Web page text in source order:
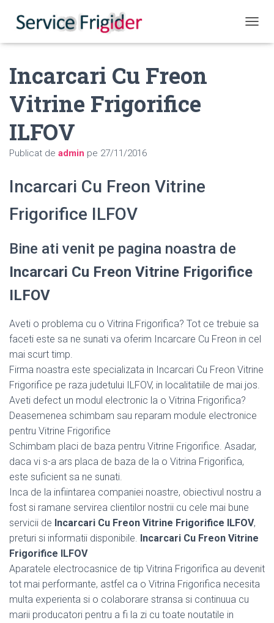
Incarcari Cu Freon
Vitrine Frigorifice
ILFOV
Publicat de admin pe 27/11/2016
Incarcari Cu Freon Vitrine
Frigorifice ILFOV
Bine ati venit pe pagina noastra de
Incarcari Cu Freon Vitrine Frigorifice
ILFOV
Aveti o problema cu o Vitrina Frigorifica? Tot ce trebuie sa
faceti este sa ne sunati va oferim Incarcare Cu Freon in cel
mai scurt timp.
Firma noastra este specializata in Incarcari Cu Freon Vitrine
Frigorifice pe raza judetului ILFOV, in localitatiile de mai jos.
Aveti defect un modul electronic la o Vitrina Frigorifica?
Deasemenea schimbam sau reparam module electronice
pentru Vitrine Frigorifice
Schimbam placi de baza pentru Vitrine Frigorifice. Asadar,
daca vi s-a ars placa de baza de la o Vitrina Frigorifica,
este suficient sa ne sunati.
Inca de la infiintarea companiei noastre, obiectivul nostru a
fost si ramane servirea clientilor nostrii cu cele mai bune
servicii de Incarcari Cu Freon Vitrine Frigorifice ILFOV,
preturi si informatii disponibile. Incarcari Cu Freon Vitrine
Frigorifice ILFOV
Aparatele electrocasnice de tip Vitrina Frigorifica au devenit
tot mai performante, astfel ca o Vitrina Frigorifica necesita
multa experienta si o colaborare stransa si continuua cu
marii producatori pentru a fi la zi cu toate noutatile in